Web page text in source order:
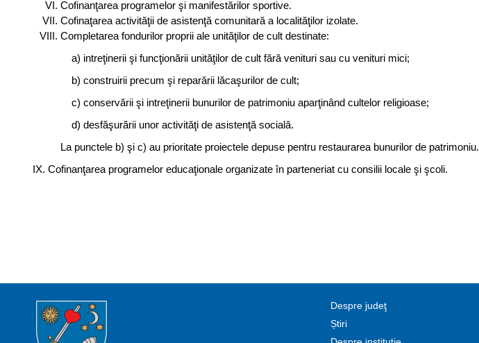
Cofinanţarea programelor şi manifestărilor sportive.
Cofinaţarea activităţii de asistenţă comunitară a localităţilor izolate.
Completarea fondurilor proprii ale unităţilor de cult destinate:
a) intreţinerii şi funcţionării unităţilor de cult fără venituri sau cu venituri mici;
b) construirii precum şi reparării lăcaşurilor de cult;
c) conservării şi intreţinerii bunurilor de patrimoniu aparţinând cultelor religioase;
d) desfăşurării unor activităţi de asistenţă socială.
La punctele b) şi c) au prioritate proiectele depuse pentru restaurarea bunurilor de patrimoniu.
IX. Cofinanţarea programelor educaţionale organizate în parteneriat cu consilii locale şi şcoli.
Despre judeţ
Știri